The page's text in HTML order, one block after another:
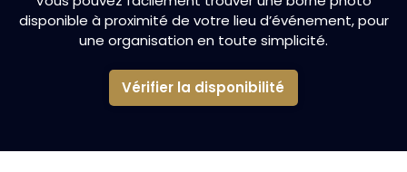
disponible à proximité de votre lieu d’événement, pour
une organisation en toute simplicité.
Vérifier la disponibilité